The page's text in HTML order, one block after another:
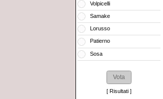
Volpicelli
Samake
Lorusso
Patierno
Sosa
[ Risultati ]